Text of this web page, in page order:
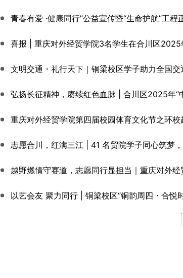
青春有爱 ·健康同行”公益宣传暨“生命护航”工程
喜报 | 重庆对外经贸学院3名学生在合川区2025
文明交通・礼行天下｜铜梁校区学子助力全国
弘扬长征精神，赓续红色血脉 | 合川区2025年“
重庆对外经贸学院第四届校园体育文化节之环校
志愿合川，红满三江 | 41 名贸院学子同心筑梦
越野燃情守赛道，志愿同行显担当｜重庆对外
以艺会友 聚力同行 | 铜梁校区“铜韵周四・合悦